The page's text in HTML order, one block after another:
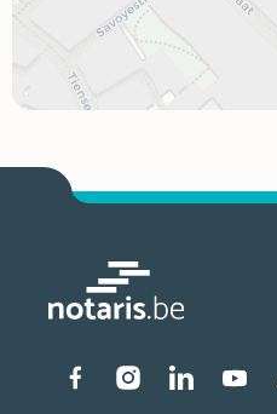
Liens vers